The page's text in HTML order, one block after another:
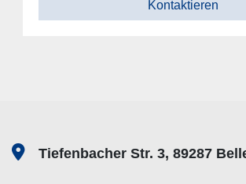
Tiefenbacher Str. 3, 89287